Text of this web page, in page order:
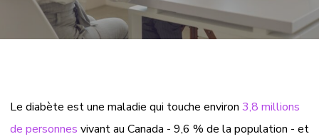
Le diabète est une maladie qui touche environ 3,8 millions
de personnes vivant au Canada - 9,6 % de la population - et